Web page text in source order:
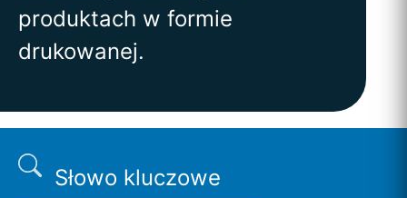
produktach w formie
drukowanej.